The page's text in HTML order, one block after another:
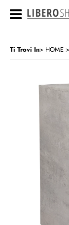
Ti Trovi In HOME